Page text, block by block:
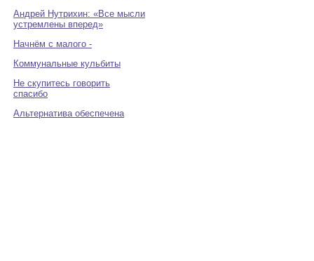
Андрей Нутрихин: «Все мысли
устремлены вперед»
Начнём с малого -
Коммунальные кульбиты
Не скупитесь говорить
спасибо
Альтернатива обеспечена